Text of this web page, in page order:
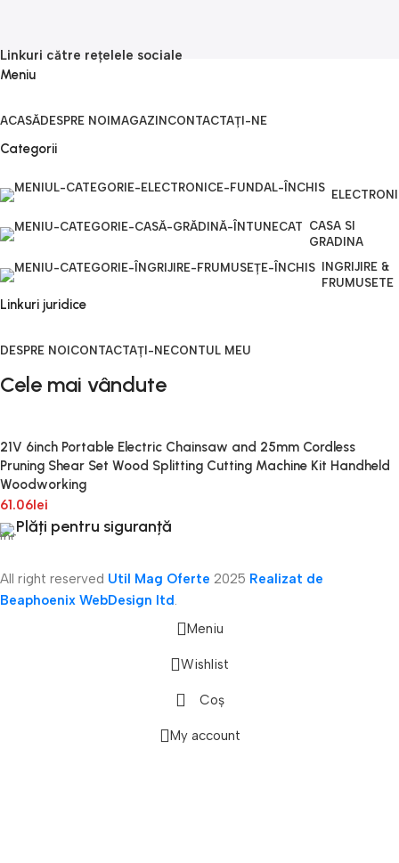
Linkuri către rețelele sociale
Meniu
ACASĂDESPRE NOI MAGAZIN CONTACTAȚI-NE
Categorii
CASA SI
GRADINA
INGRIJIRE &
FRUMUSETE
Linkuri juridice
DESPRE NOI CONTACTAȚI-NECONTUL MEU
Cele mai vândute
21V 6inch Portable Electric Chainsaw and 25mm Cordless
Pruning Shear Set Wood Splitting Cutting Machine Kit Handheld
Woodworking
61.06 lei
Plăți pentru siguranță
All right reserved Util Mag Oferte 2025 Realizat de
Beaphoenix WebDesign ltd.
Meniu
Wishlist
Coș
My account